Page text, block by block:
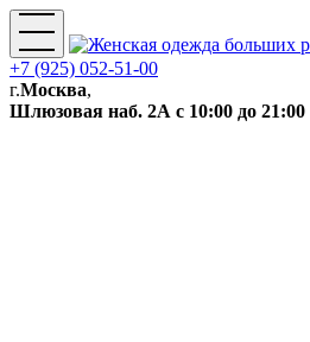
+7 (925) 052-51-00
г.Москва,
Шлюзовая наб. 2А с 10:00 до 21:00